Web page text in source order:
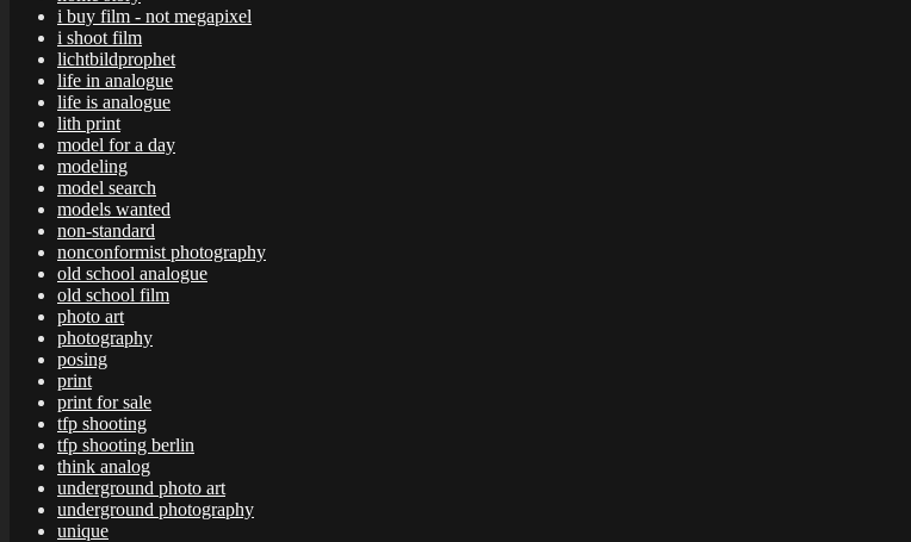
i buy film - not megapixel
i shoot film
lichtbildprophet
life in analogue
life is analogue
lith print
model for a day
modeling
model search
models wanted
non-standard
nonconformist photography
old school analogue
old school film
photo art
photography
posing
print
print for sale
tfp shooting
tfp shooting berlin
think analog
underground photo art
underground photography
unique